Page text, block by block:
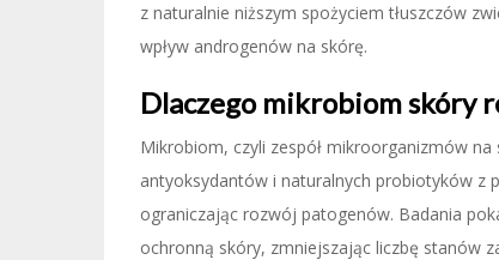
z naturalnie niższym spożyciem tłuszczów
wpływ androgenów na skórę.
Dlaczego mikrobiom skóry
Mikrobiom, czyli zespół mikroorganizmów
antyoksydantów i naturalnych probiotyków z
ograniczając rozwój patogenów. Badania
ochronną skóry, zmniejszając liczbę stanów